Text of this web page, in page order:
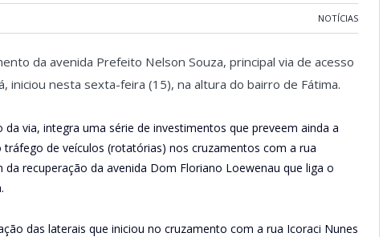
NOTÍCIAS
da avenida Prefeito Nelson Souza, principal via de acesso
iniciou nesta sexta-feira (15), na altura do bairro de Fátima.
via, integra uma série de investimentos que preveem ainda a
de veículos (rotatórias) nos cruzamentos com a rua
da recuperação da avenida Dom Floriano Loewenau que liga o
das laterais que iniciou no cruzamento com a rua Icoraci Nunes